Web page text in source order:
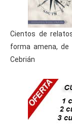
Cientos de
forma amena,
Cebrián